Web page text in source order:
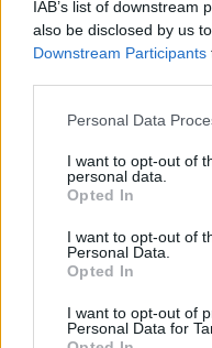
IAB’s list of downstream
also be disclosed by us
Downstream Participants
Personal Data
I want to opt-out of
personal data.
Opted In
I want to opt-out of
Personal Data.
Opted In
I want to opt-out of
Personal Data for
Username or E-mail
Password
Remember Me